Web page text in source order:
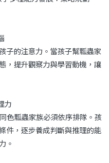
子的注意力。當孩子幫瓢蟲家
，提升觀察力與學習動機，讓
力
色瓢蟲家族必須依序排隊。孩
件，逐步養成判斷與推理的能
。